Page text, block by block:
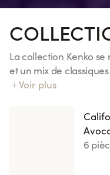
La collection Kenko
et un mix de
Notre riz Kenko
Voir plus
6